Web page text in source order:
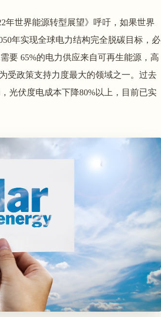
年世界能源转型展望》呼吁，如果世界
年实现全球电力结构完全脱碳目标，必
要 65%的电力供应来自可再生能源，高
受政策支持力度最大的领域之一。过去
光伏度电成本下降80%以上，目前已实